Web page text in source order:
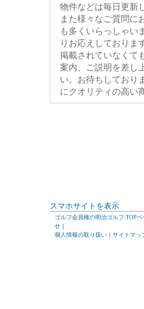
物件などは毎日更新
また様々なご質問に
も多くいらっしゃい
りお応えしておりま
掲載されていなくて
案内、ご説明を差し
い。お待ちしており
にクオリティの高い
スマホサイトを表示
ゴルフ会員権の明治ゴルフ TOPペ
せ
個人情報の取り扱い
サイトマッ